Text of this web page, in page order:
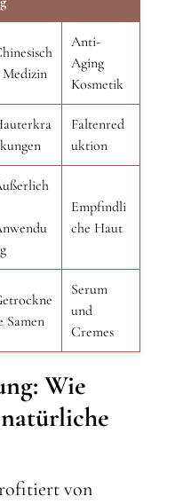
Medizin
Anti-
Aging
Kosmetik
Faltenred
uktion
Empfindli
che Haut
Samen
Serum
und
Cremes
Wie
von